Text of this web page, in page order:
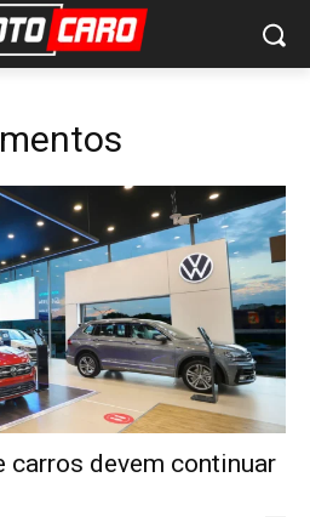
carros devem continuar